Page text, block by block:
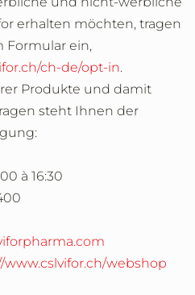
erhalten möchten, tragen
Formular ein,
ch-de/opt-in.
Produkte und damit
steht Ihnen der
à 16:30
www.cslvifor.ch/webshop